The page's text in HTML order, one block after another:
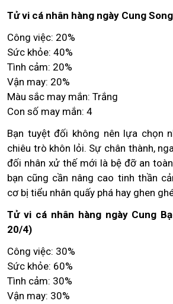
Tử vi cá nhân hàng ngày Cung
Công việc: 20%
Sức khỏe: 40%
Tình cảm: 20%
Vận may: 20%
Màu sắc may mắn: Trắng
Con số may mắn: 4
Bạn tuyệt đối không nên lựa chọn
chiêu trò khôn lỏi. Sự chân thành,
đối nhân xử thế mới là bệ đỡ an
bạn cũng cần nâng cao tinh thần
cơ bị tiểu nhân quấy phá hay ghen
Tử vi cá nhân hàng ngày Cung
20/4)
Công việc: 30%
Sức khỏe: 60%
Tình cảm: 30%
Vận may: 30%